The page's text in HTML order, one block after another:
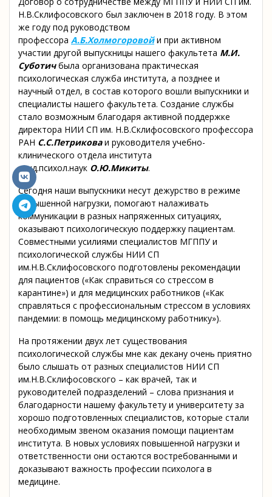
Н.В.Склифосовского был заключен в 2018 году. В этом
же году под руководством
профессора А.Б.Холмогоровой и при активном
участии другой выпускницы нашего факультета М.И.
Суботичбыла организована практическая
психологическая служба института, а позднее и
научный отдел, в состав которого вошли выпускники и
специалисты нашего факультета. Создание службы
стало возможным благодаря активной поддержке
директора НИИ СП им. Н.В.Склифосовского профессора
РАН С.С.Петриковаи руководителя учебно-
клинического отдела института
канд.психол.наук О.Ю.Микиты.
Сегодня наши выпускники несут дежурство в режиме
повышенной нагрузки, помогают налаживать
коммуникации в разных напряженных ситуациях,
оказывают психологическую поддержку пациентам.
Совместными усилиями специалистов МГППУ и
психологической службы НИИ СП
им.Н.В.Склифосовского подготовлены рекомендации
для пациентов («Как справиться со стрессом в
карантине») и для медицинских работников («Как
справляться с профессиональным стрессом в условиях
пандемии: в помощь медицинскому работнику»).
На протяжении двух лет существования
психологической службы мне как декану очень приятно
было слышать от разных специалистов НИИ СП
им.Н.В.Склифосовского – как врачей, так и
руководителей подразделений – слова признания и
благодарности нашему факультету и университету за
хорошо подготовленных специалистов, которые стали
необходимым звеном оказания помощи пациентам
института. В новых условиях повышенной нагрузки и
ответственности они остаются востребованными и
доказывают важность профессии психолога в
медицине.